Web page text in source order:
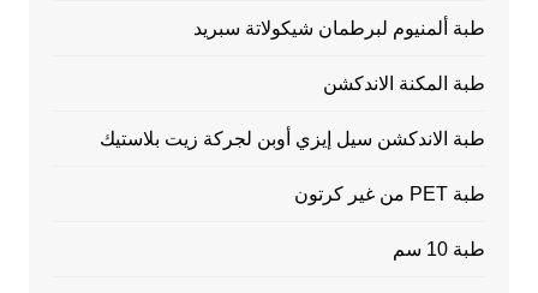
طبة ألمنيوم لبرطمان شيكولاتة سبريد
طبة المكنة الاندكشن
طبة الاندكشن سيل إيزي أوبن لجركة زيت بلاستيك
طبة PET من غير كرتون
طبة 10 سم